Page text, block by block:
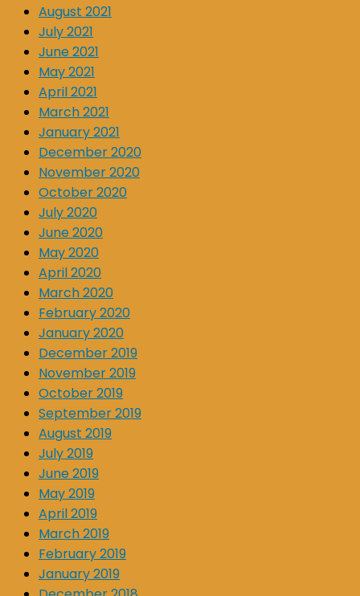
August 2021
July 2021
June 2021
May 2021
April 2021
March 2021
January 2021
December 2020
November 2020
October 2020
July 2020
June 2020
May 2020
April 2020
March 2020
February 2020
January 2020
December 2019
November 2019
October 2019
September 2019
August 2019
July 2019
June 2019
May 2019
April 2019
March 2019
February 2019
January 2019